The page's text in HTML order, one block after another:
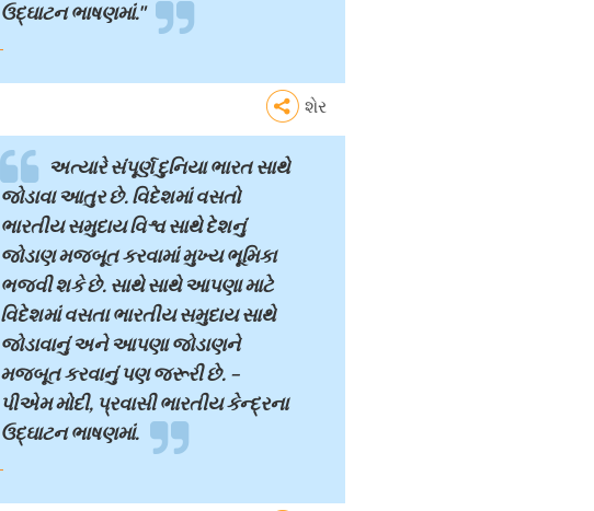
ઉદ્ઘાટન ભાષણમાં."
શેર
અત્યારે સંપૂર્ણ દુનિયા ભારત સાથે
જોડાવા આતુર છે. વિદેશમાં વસતો
ભારતીય સમુદાય વિશ્વ સાથે દેશનું
જોડાણ મજબૂત કરવામાં મુખ્ય ભૂમિકા
ભજવી શકે છે. સાથે સાથે આપણા માટે
વિદેશમાં વસતા ભારતીય સમુદાય સાથે
જોડાવાનું અને આપણા જોડાણને
મજબૂત કરવાનું પણ જરૂરી છે. –
પીએમ મોદી, પ્રવાસી ભારતીય કેન્દ્રના
ઉદ્ઘાટન ભાષણમાં.